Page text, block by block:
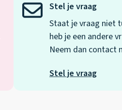
Stel je vraag
Staat je vraag niet
heb je een andere
Neem dan contact
Stel je vraag